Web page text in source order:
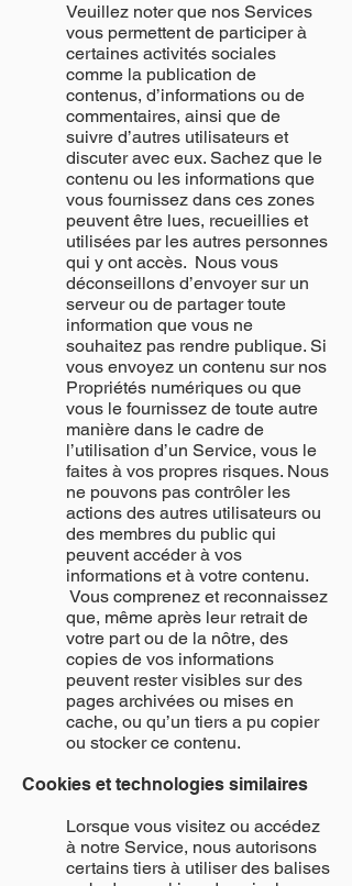
Veuillez noter que nos Services
vous permettent de participer à
certaines activités sociales
comme la publication de
contenus, d’informations ou de
commentaires, ainsi que de
suivre d’autres utilisateurs et
discuter avec eux. Sachez que le
contenu ou les informations que
vous fournissez dans ces zones
peuvent être lues, recueillies et
utilisées par les autres personnes
qui y ont accès. Nous vous
déconseillons d’envoyer sur un
serveur ou de partager toute
information que vous ne
souhaitez pas rendre publique. Si
vous envoyez un contenu sur nos
Propriétés numériques ou que
vous le fournissez de toute autre
manière dans le cadre de
l’utilisation d’un Service, vous le
faites à vos propres risques. Nous
ne pouvons pas contrôler les
actions des autres utilisateurs ou
des membres du public qui
peuvent accéder à vos
informations et à votre contenu.
Vous comprenez et reconnaissez
que, même après leur retrait de
votre part ou de la nôtre, des
copies de vos informations
peuvent rester visibles sur des
pages archivées ou mises en
cache, ou qu’un tiers a pu copier
ou stocker ce contenu.
Cookies et technologies similaires
Lorsque vous visitez ou accédez
à notre Service, nous autorisons
certains tiers à utiliser des balises